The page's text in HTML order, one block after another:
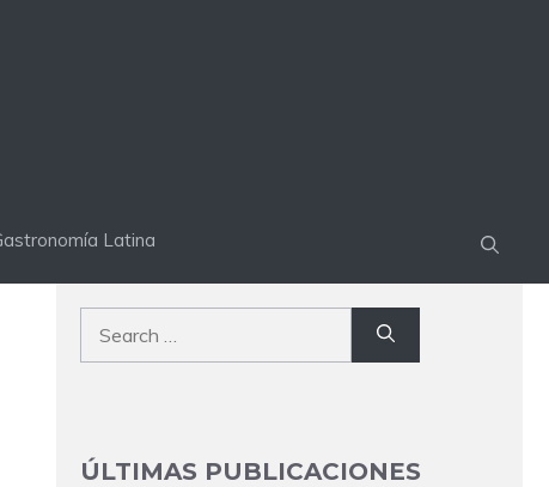
Latina
Search
for:
ÚLTIMAS PUBLICACIONES